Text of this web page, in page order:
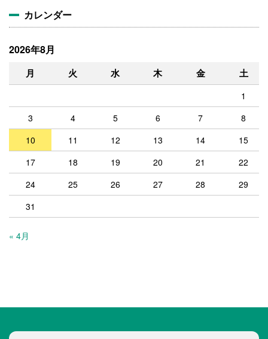
カレンダー
2026年8月
月 火 水 木 金 土
1
3
4 5 6 7
8
10
11 12 13 14
15
17
18 19 20 21
22
24
25 26 27 28
29
31
« 4月